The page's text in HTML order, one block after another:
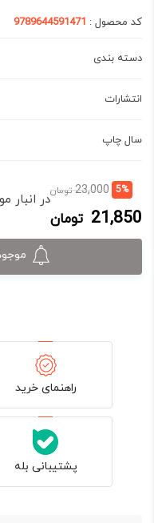
کد محصول : 9789644591471
دسته بندی
انتشارات
سال چاپ
5%
23,000 تومانقیمت
اصلی:
21,850 تومان
قیمت
فعلی:
21,850 تومان.
در انبار
راهنمای خرید
پشتیبانی بله